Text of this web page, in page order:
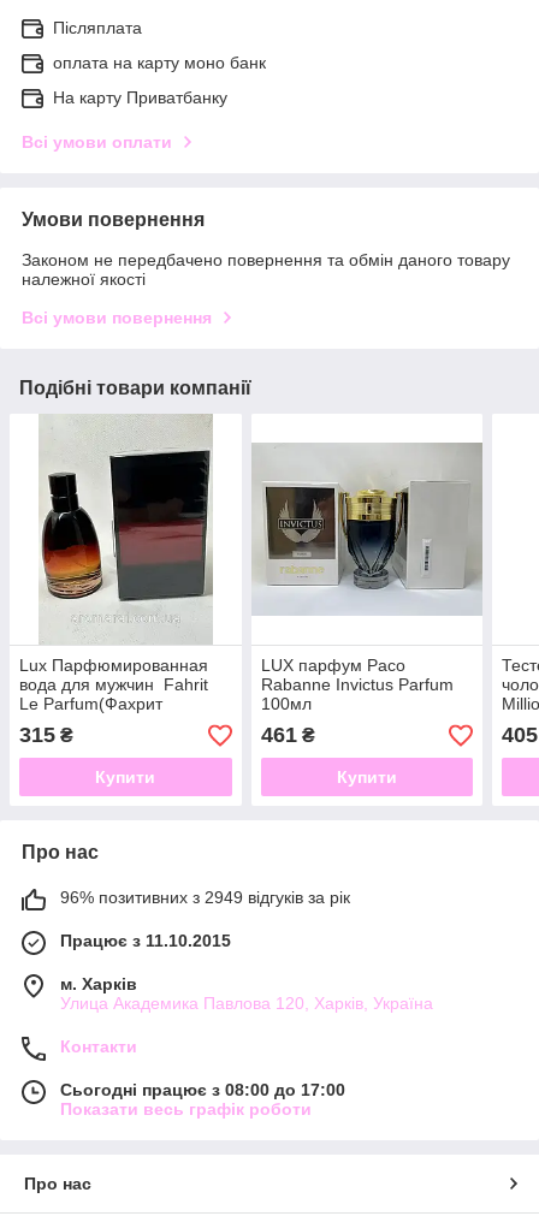
Післяплата
оплата на карту моно банк
На карту Приватбанку
Всі умови оплати
Умови повернення
Законом не передбачено повернення та обмін даного товару
належної якості
Всі умови повернення
Подібні товари компанії
Lux Парфюмированная
вода для мужчин Fahrit
Le Parfum(Фахрит
парфюм ) 75мл
315 ₴
Купити
LUX парфум Paco
Rabanne Invictus Parfum
100мл
461₴
Купити
405
Про нас
96% позитивних з 2949 відгуків за рік
Працює з 11.10.2015
м. Харків
Улица Академика Павлова 120, Харків, Україна
Контакти
Сьогодні працює з 08:00 до 17:00
Показати весь графік роботи
Про нас